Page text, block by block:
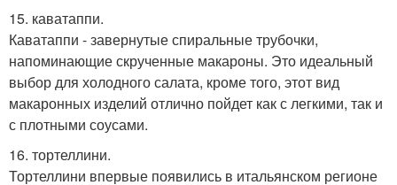
15. каватаппи.
Каватаппи - завернутые спиральные трубочки,
напоминающие скрученные макароны. Это идеальный
выбор для холодного салата, кроме того, этот вид
макаронных изделий отлично пойдет как с легкими, так и
с плотными соусами.
16. тортеллини.
Тортеллини впервые появились в итальянском регионе